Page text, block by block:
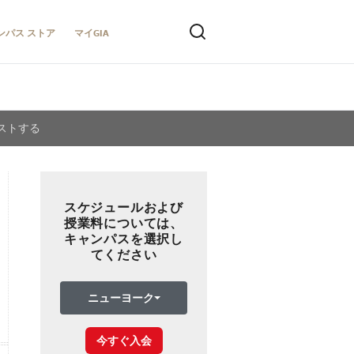
パス ストア マイGIA
トする
スケジュールおよび
授業料については、
キャンパスを選択し
てください
ニューヨーク
今すぐ入会